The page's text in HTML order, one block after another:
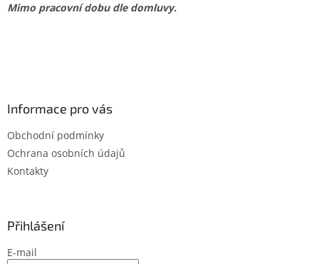
Mimo pracovní dobu dle domluvy.
Informace pro vás
Obchodní podmínky
Ochrana osobních údajů
Kontakty
Přihlášení
E-mail